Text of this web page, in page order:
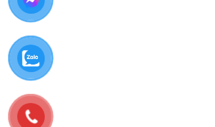
Đảm bảo
Kỹ Thuật Viên Giỏi – Kinh
Kỹ thuật viên chuyên iPhone
Thao tác
Không làm ảnh hưởng Face ID, màn